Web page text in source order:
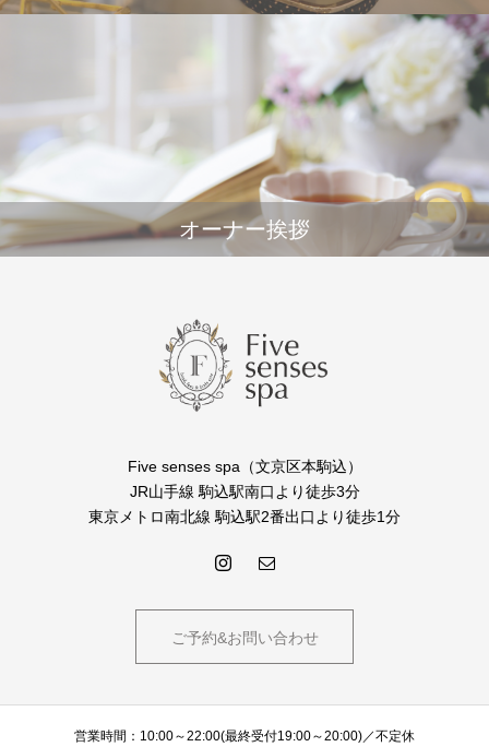
オーナー挨拶
Five senses spa（文京区本駒込）
JR山手線 駒込駅南口より徒歩3分
東京メトロ南北線 駒込駅2番出口より徒歩1分
ご予約&お問い合わせ
営業時間：10:00～22:00(最終受付19:00～20:00)／不定休